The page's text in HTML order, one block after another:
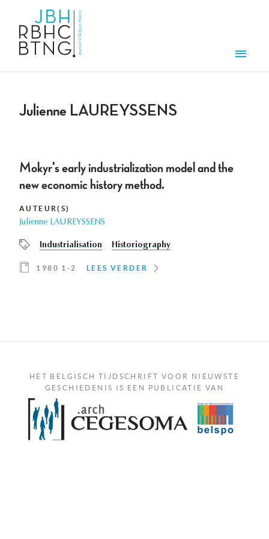
Julienne LAUREYSSENS
Mokyr's early industrialization model and the
new economic history method.
AUTEUR(S)
Julienne LAUREYSSENS
Industrialisation Historiography
1980 1-2 LEES VERDER
HET BELGISCH TIJDSCHRIFT VOOR NIEUWSTE
GESCHIEDENIS IS EEN PUBLICATIE VAN